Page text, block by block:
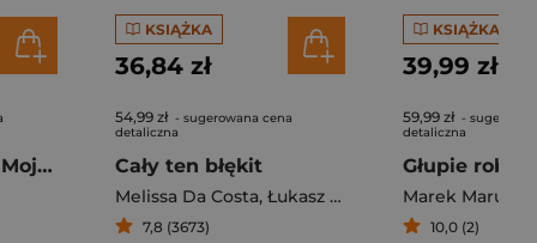
Pierogi z kimchi. Moje ulubione azjatyckie przepisy - książka z autografem
KSIĄŻKA
36,84 zł
54,99 zł - sugerowana cena
detaliczna
Cały ten błękit
Melissa Da Costa, Łukasz Müller
7,8 (3673)
KSIĄŻKA
39,99 zł
59,99 zł -
detaliczna
Marek
10,0 (2)